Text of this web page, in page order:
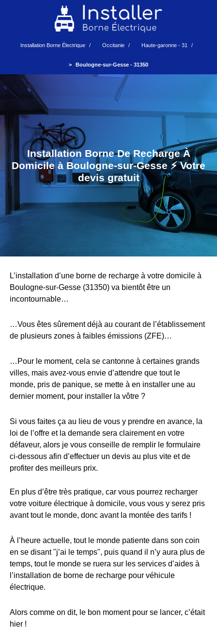
Installation Borne Électrique Occitanie Haute-garonne - 31
Boulogne-sur-Gesse - 31350
Installation Borne De Recharge À
Domicile à Boulogne-sur-Gesse ⚡️ Votre
devis gratuit
L’installation d’une borne de recharge à votre domicile à
Boulogne-sur-Gesse (31350) va bientôt être un
incontournable…
…Vous êtes sûrement déjà au courant de l’établissement
de plusieurs zones à faibles émissions (ZFE)…
…Pour le moment, cela se cantonne à certaines grands
villes, mais avez-vous envie d’attendre que tout le
monde, pris de panique, se mette à en installer une au
dernier moment, pour installer la vôtre ?
Si vous faites ça au lieu de vous y prendre en avance, la
loi de l’offre et la demande sera clairement en votre
défaveur, alors je vous conseille de remplir le formulaire
ci-dessous afin d’effectuer un devis au plus vite et de
profiter des meilleurs prix.
En plus d’être très pratique, car vous pourrez recharger
votre voiture électrique à domicile, vous vous y serez pris
avant tout le monde, donc avant la montée des tarifs !
À l’heure actuelle, tout le monde patiente dans son coin
en se disant "j’ai le temps", puis quand il n’y aura plus de
temps, tout le monde se ruera sur les services d’aides à
l’installation de borne de recharge pour véhicule
électrique.
Alors comme on dit, le bon moment pour se lancer, c’était
hier !